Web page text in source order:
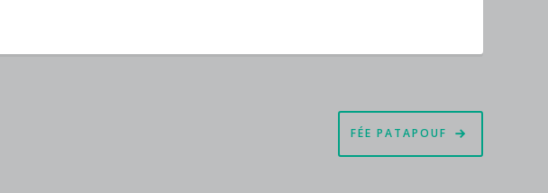
FÉE PATAPOUF